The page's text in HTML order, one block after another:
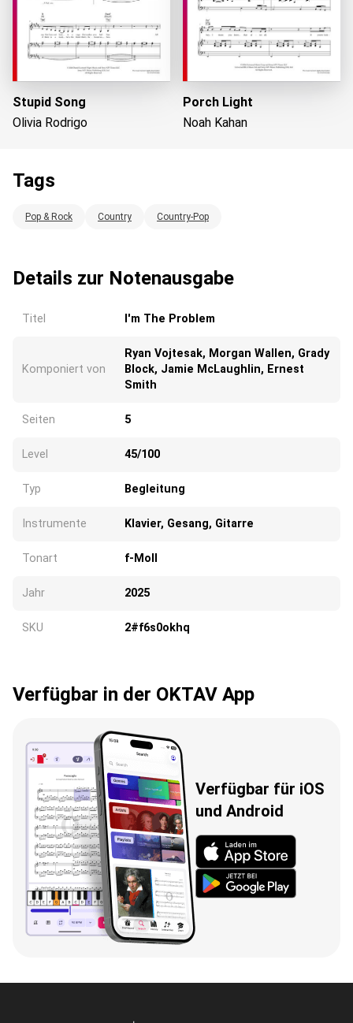
Wird geladen...
Stupid Song
Olivia Rodrigo
Porch Light
Noah Kahan
Tags
Pop & Rock Country Country-Pop
Details zur Notenausgabe
Titel I'm The Problem
Komponiert von
Ryan Vojtesak, Morgan Wallen, Grady
Block, Jamie McLaughlin, Ernest
Smith
Seiten 5
Level 45/100
Typ Begleitung
Instrumente Klavier, Gesang, Gitarre
Tonart f-Moll
Jahr 2025
SKU 2#f6s0okhq
Verfügbar in der OKTAV App
Verfügbar für iOS
und Android